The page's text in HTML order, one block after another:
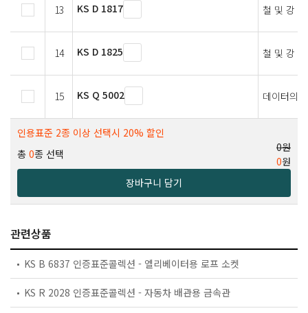
13 KS D 1817 철 및 강 —
14 KS D 1825 철 및 강 —
15 KS Q 5002 데이터의
인용표준 2종 이상 선택시 20% 할인
총 0종 선택
0원
0원
장바구니 담기
관련상품
KS B 6837 인증표준콜렉션 - 엘리베이터용 로프 소켓
KS R 2028 인증표준콜렉션 - 자동차 배관용 금속관